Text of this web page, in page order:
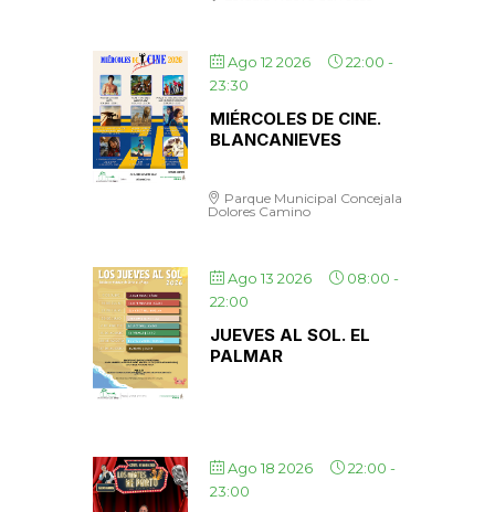
Ago 12 2026 22:00 -
23:30
MIÉRCOLES DE CINE.
BLANCANIEVES
Parque Municipal Concejala
Dolores Camino
Ago 13 2026 08:00 -
22:00
JUEVES AL SOL. EL
PALMAR
Ago 18 2026 22:00 -
23:00